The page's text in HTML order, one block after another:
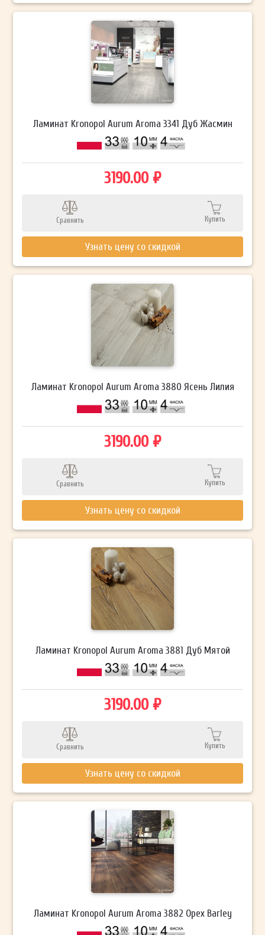
Ламинат Kronopol Aurum Aroma 3341 Дуб Жасмин
3190.00 ₽
Сравнить Купить
Узнать цену со скидкой
Ламинат Kronopol Aurum Aroma 3880 Ясень Лилия
3190.00 ₽
Сравнить Купить
Узнать цену со скидкой
Ламинат Kronopol Aurum Aroma 3881 Дуб Мятой
3190.00 ₽
Сравнить Купить
Узнать цену со скидкой
Ламинат Kronopol Aurum Aroma 3882 Oрех Barley